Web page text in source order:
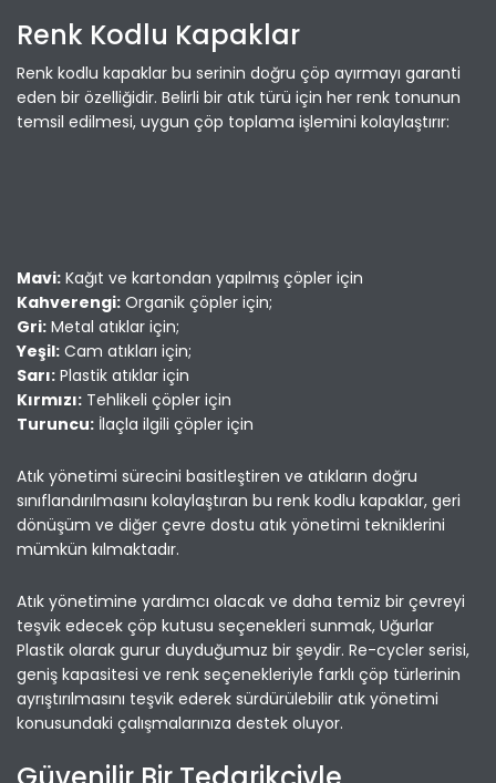
Renk Kodlu Kapaklar
Renk kodlu kapaklar bu serinin doğru çöp ayırmayı garanti
eden bir özelliğidir. Belirli bir atık türü için her renk tonunun
temsil edilmesi, uygun çöp toplama işlemini kolaylaştırır:
Mavi: Kağıt ve kartondan yapılmış çöpler için
Kahverengi: Organik çöpler için;
Gri: Metal atıklar için;
Yeşil: Cam atıkları için;
Sarı: Plastik atıklar için
Kırmızı: Tehlikeli çöpler için
Turuncu: İlaçla ilgili çöpler için
Atık yönetimi sürecini basitleştiren ve atıkların doğru
sınıflandırılmasını kolaylaştıran bu renk kodlu kapaklar, geri
dönüşüm ve diğer çevre dostu atık yönetimi tekniklerini
mümkün kılmaktadır.
Atık yönetimine yardımcı olacak ve daha temiz bir çevreyi
teşvik edecek çöp kutusu seçenekleri sunmak, Uğurlar
Plastik olarak gurur duyduğumuz bir şeydir. Re-cycler serisi,
geniş kapasitesi ve renk seçenekleriyle farklı çöp türlerinin
ayrıştırılmasını teşvik ederek sürdürülebilir atık yönetimi
konusundaki çalışmalarınıza destek oluyor.